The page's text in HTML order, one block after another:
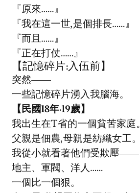
『原來……』
『我在這一世,是個排長……』
『而且……』
『正在打仗……』
【記憶碎片:入伍前】
突然——
一些記憶碎片湧入我腦海。
【民國18年·19歲】
我出生在T省的一個貧苦家庭。
父親是佃農,母親是紡織女工。
我從小就看著他們受欺壓——
地主、軍閥、洋人……
一個比一個狠。